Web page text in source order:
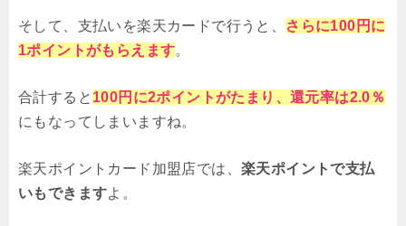
そして、支払いを楽天カードで行うと、
さらに100円に
1ポイントがもらえます。
合計すると 100円に2ポイントがたまり、還元率は2.0％
にもなってしまいますね。
楽天ポイントカード加盟店では、 楽天ポイントで支払
いもできますよ。